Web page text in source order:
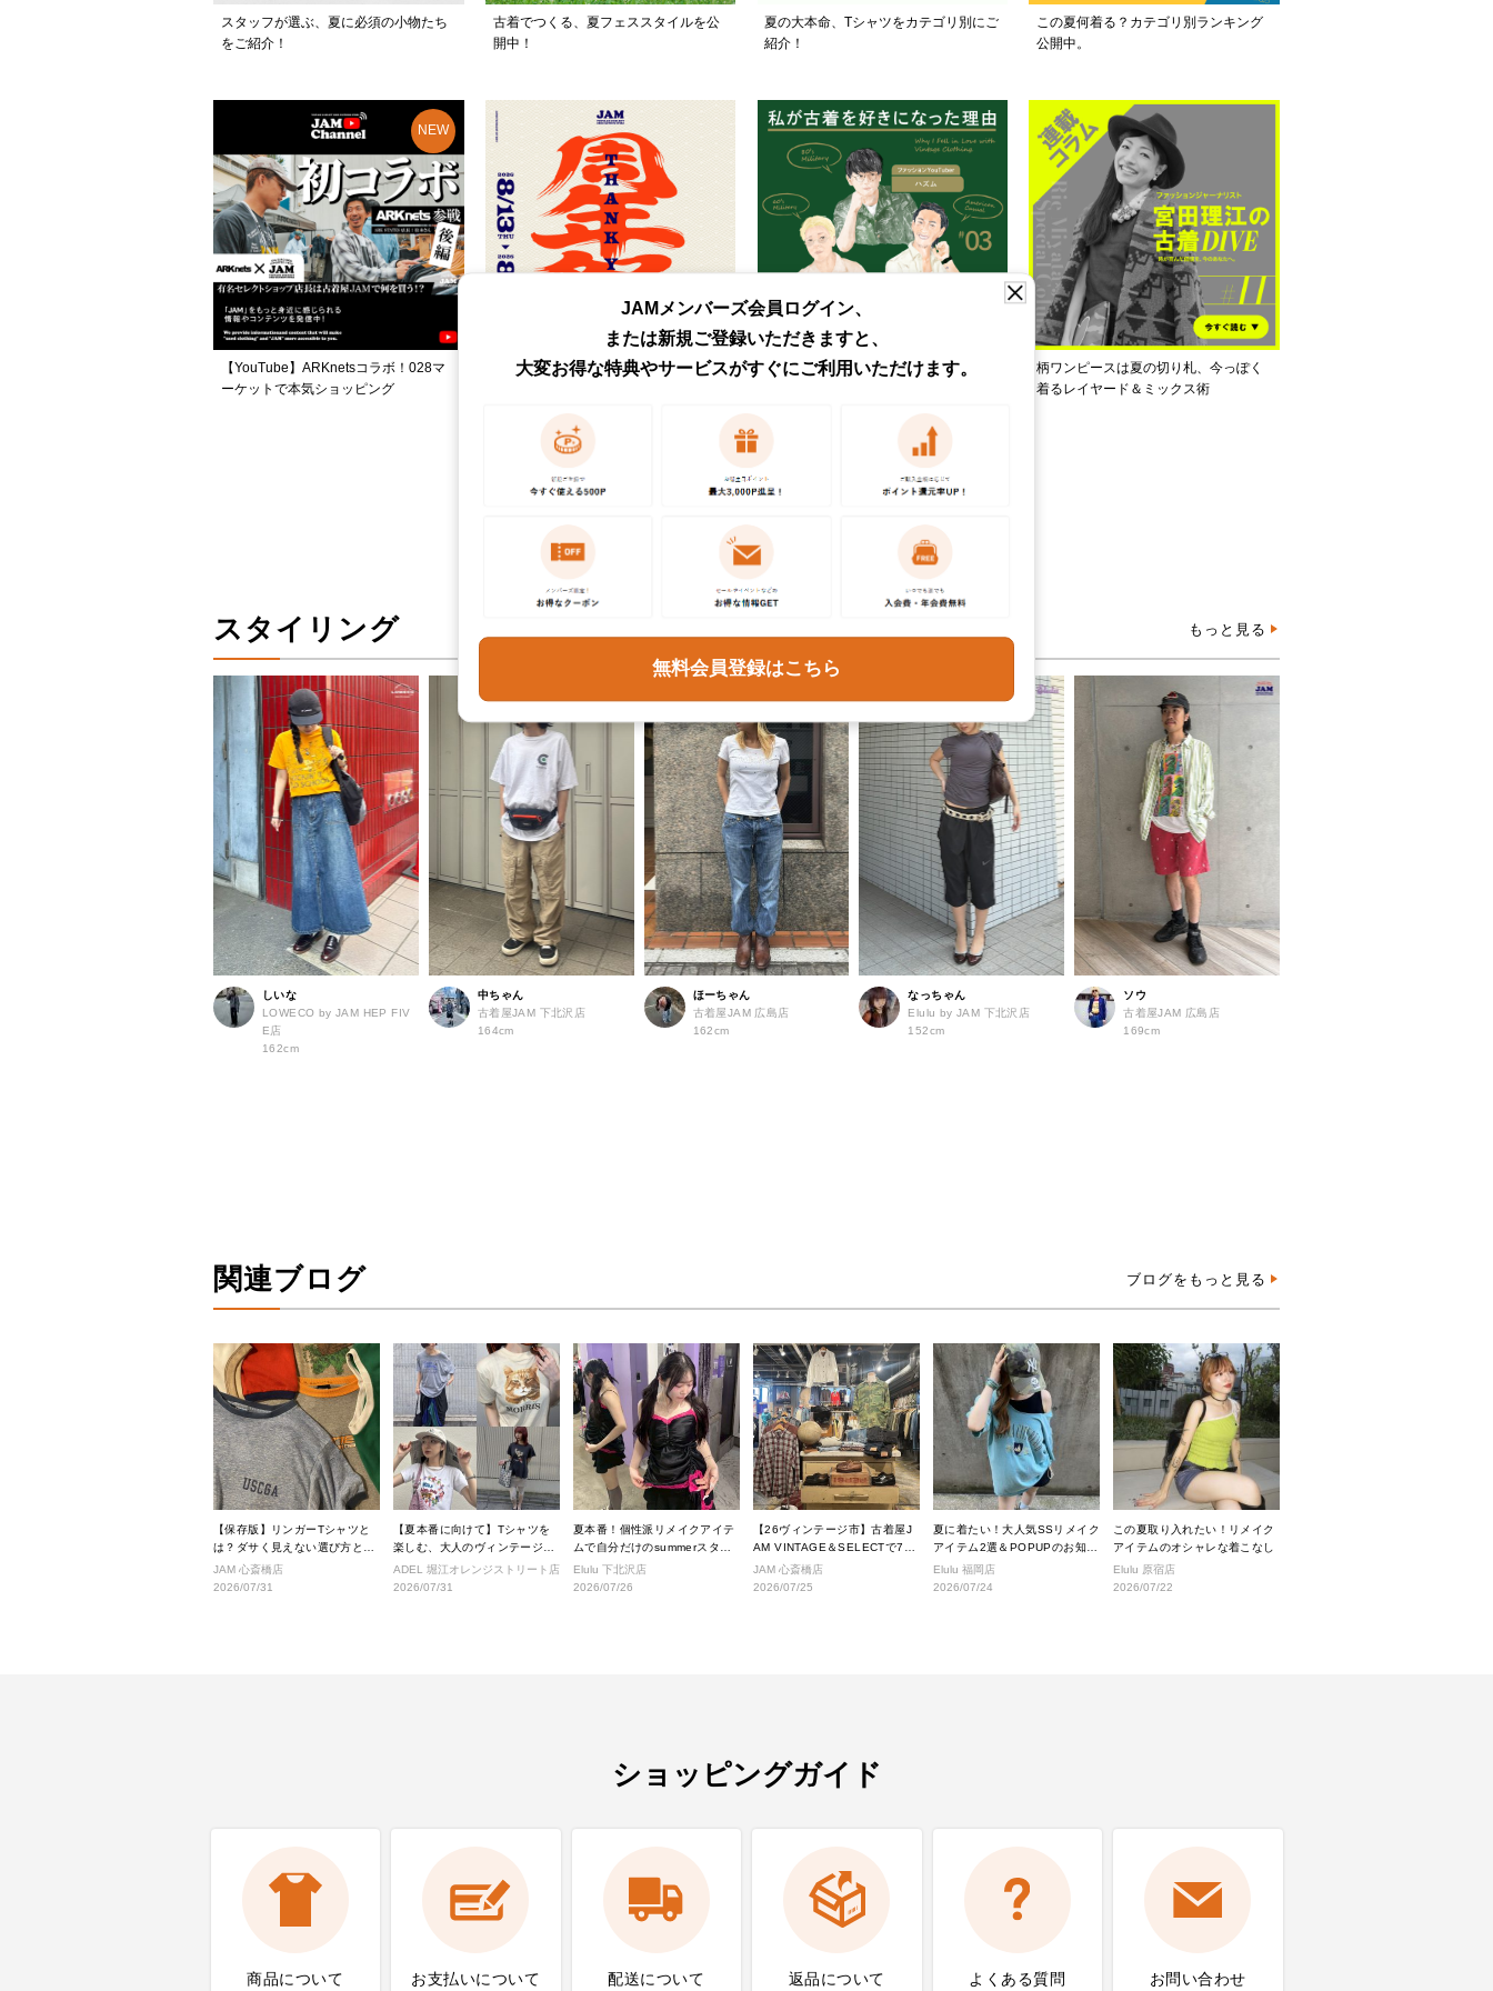
スタッフが選ぶ、夏に必須の小物たち
をご紹介！
古着でつくる、夏フェススタイルを公
開中！
夏の大本命、Tシャツをカテゴリ別にご
紹介！
この夏何着る？カテゴリ別ランキング
公開中。
【YouTube】ARKnetsコラボ！028マ
ーケットで本気ショッピング
日頃の感謝を込めて、JAM周年祭を開
古着好き3人のあの日の記憶を集めまし
柄ワンピースは夏の切り札、今っぽく
着るレイヤード＆ミックス術
トピックス・特集をもっと見る
スタイリング もっと見る
しいな
LOWECO by JAM HEP FIV
E店
162cm
中ちゃん
古着屋JAM 下北沢店
164cm
ほーちゃん
古着屋JAM 広島店
162cm
なっちゃん
Elulu by JAM 下北沢店
152cm
ソウ
古着屋JAM 広島店
169cm
関連ブログ ブログをもっと見る
【保存版】リンガーTシャツと
は？ダサく見えない選び方と着
こなし完全ガイド
JAM 心斎橋店
2026/07/31
【夏本番に向けて】Tシャツを
楽しむ、大人のヴィンテージス
タイル
ADEL 堀江オレンジストリート店
2026/07/31
夏本番！個性派リメイクアイテ
ムで自分だけのsummerスタイ
ルへ！
Elulu 下北沢店
2026/07/26
【26ヴィンテージ市】古着屋J
AM VINTAGE＆SELECTで7月
に入荷されるヴィンテージアイ
テムをご紹介。
JAM 心斎橋店
2026/07/25
夏に着たい！大人気SSリメイク
アイテム2選＆POPUPのお知ら
せ
Elulu 福岡店
2026/07/24
この夏取り入れたい！リメイク
アイテムのオシャレな着こなし
Elulu 原宿店
2026/07/22
ショッピングガイド
商品について お支払いについて 配送について 返品について よくある質問 お問い合わせ
JAMメンバーズ会員ログイン、
または新規ご登録いただきますと、
大変お得な特典やサービスがすぐにご利用いただけます。
無料会員登録はこちら